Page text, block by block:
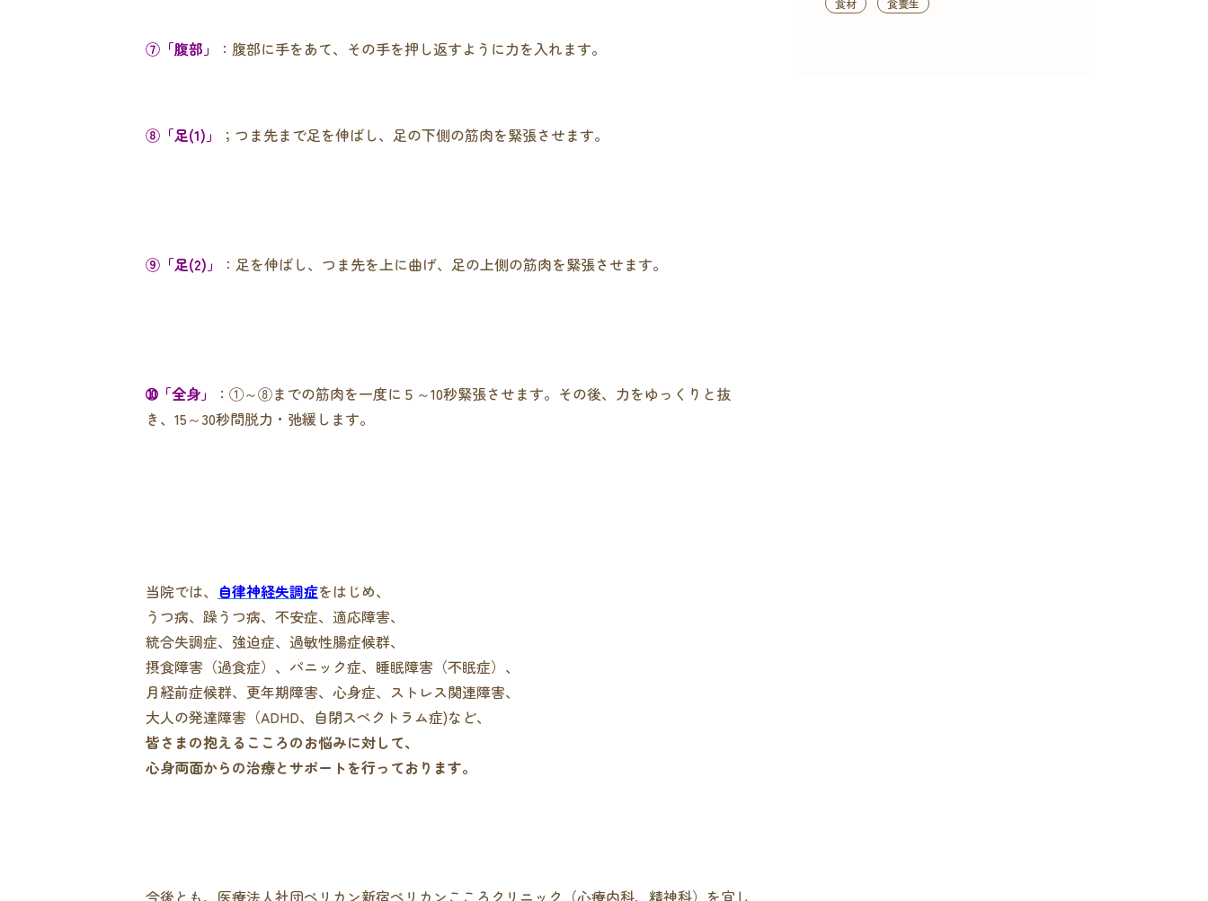
⑦「腹部」 ：腹部に手をあて、その手を押し返すように力を入れます。
⑧「足(1)」 ；つま先まで足を伸ばし、足の下側の筋肉を緊張させます。
⑨「足(2)」 ：足を伸ばし、つま先を上に曲げ、足の上側の筋肉を緊張させます。
➉「全身」
：①～⑧までの筋肉を一度に５～10秒緊張させます。その後、力をゆっくりと抜
き、15～30秒間脱力・弛緩します。
当院では、 自律神経失調症をはじめ、
うつ病、躁うつ病、不安症、適応障害、
統合失調症、強迫症、過敏性腸症候群、
摂食障害（過食症）、パニック症、睡眠障害（不眠症）、
月経前症候群、更年期障害、心身症、ストレス関連障害、
大人の発達障害（ADHD、自閉スペクトラム症)など、
皆さまの抱えるこころのお悩みに対して、
心身両面からの治療とサポートを行っております。
食材
食養生